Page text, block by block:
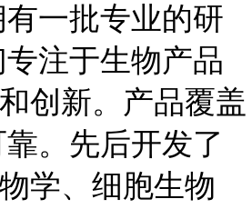
一批专业的研
注于生物产品
创新。产品覆盖
。先后开发了
学、细胞生物